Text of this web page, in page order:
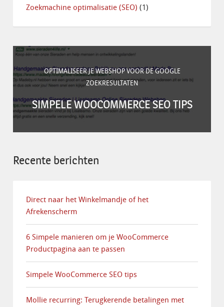
Zoekmachine optimalisatie (SEO) (1)
OPTIMALISEER JE WEBSHOP VOOR DE GOOGLE
ZOEKRESULTATEN
SIMPELE WOOCOMMERCE SEO TIPS
Recente berichten
Direct naar het Winkelmandje of het
Afrekenscherm
6 Simpele manieren om je WooCommerce
Productpagina aan te passen
Simpele WooCommerce SEO tips
Mollie recurring: Terugkerende betalingen met